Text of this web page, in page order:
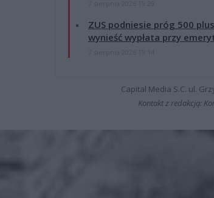
ZUS podniesie próg 500
wynieść wypłata przy
Capital Media S.C. ul.
Kontakt z redakcją: